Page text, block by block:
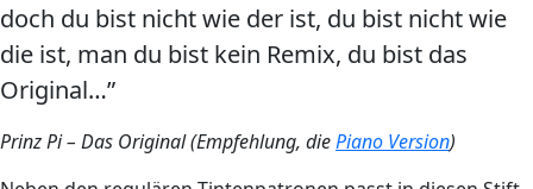
doch du bist nicht wie der ist, du bist nicht wie
die ist, man du bist kein Remix, du bist das
Original…”
Prinz Pi – Das Original (Empfehlung, diePiano Version)